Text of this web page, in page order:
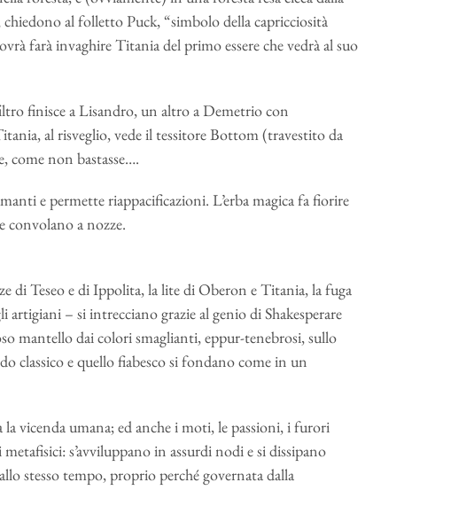
al folletto Puck, “simbolo della capricciosità
farà invaghire Titania del primo essere che vedrà al suo
finisce a Lisandro, un altro a Demetrio con
al risveglio, vede il tessitore Bottom (travestito da
come non bastasse….
e permette riappacificazioni. L’erba magica fa fiorire
a nozze.
di Teseo e di Ippolita, la lite di Oberon e Titania, la fuga
– si intrecciano grazie al genio di Shakesperare
mantello dai colori smaglianti, eppur-tenebrosi, sullo
classico e quello fiabesco si fondano come in un
la vicenda umana; ed anche i moti, le passioni, i furori
s’avviluppano in assurdi nodi e si dissipano
stesso tempo, proprio perché governata dalla